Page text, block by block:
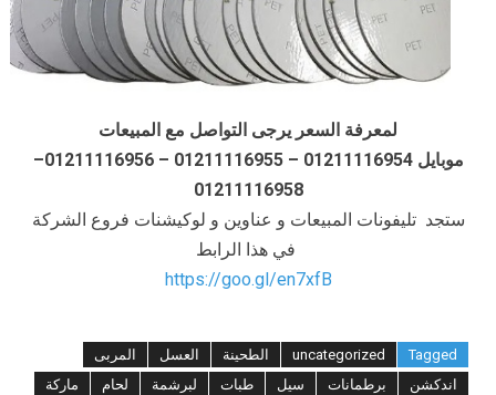
لمعرفة السعر يرجى التواصل مع المبيعات
موبايل 01211116954 – 01211116955 – 01211116956–
01211116958
ستجد تليفونات المبيعات و عناوين و لوكيشنات فروع الشركة
في هذا الرابط
https://goo.gl/en7xfB
Tagged
uncategorized الطحينة العسل
المربى
اندكشن
برطمانات سيل طبات لبرشمة لحام
ماركة